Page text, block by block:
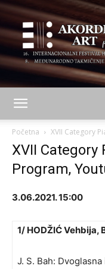
Početna XVII Category
XVII
Program,
3.06.2021. 15:00
1/ HODŽIĆ Vehbija,
J. S. Bah: